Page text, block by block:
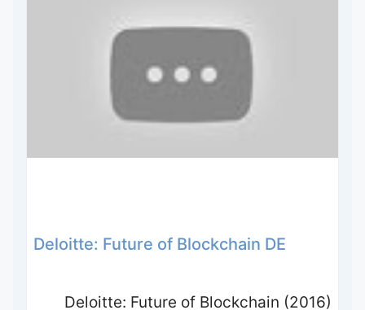
Deloitte: Future of Blockchain DE
Deloitte: Future of Blockchain (2016)